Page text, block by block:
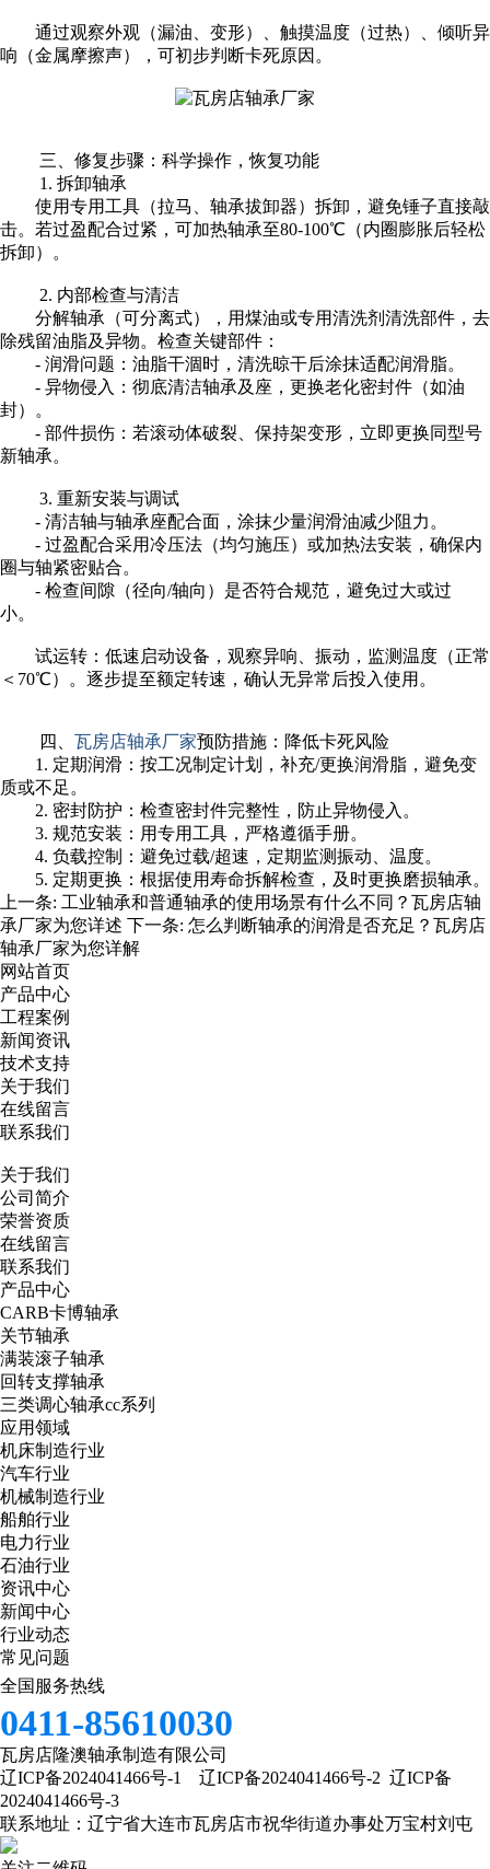
通过观察外观（漏油、变形）、触摸温度（过热）、倾听异
响（金属摩擦声），可初步判断卡死原因。
三、修复步骤：科学操作，恢复功能
1. 拆卸轴承
使用专用工具（拉马、轴承拔卸器）拆卸，避免锤子直接敲
击。若过盈配合过紧，可加热轴承至80-100℃（内圈膨胀后轻松
拆卸）。
2. 内部检查与清洁
分解轴承（可分离式），用煤油或专用清洗剂清洗部件，去
除残留油脂及异物。检查关键部件：
- 润滑问题：油脂干涸时，清洗晾干后涂抹适配润滑脂。
- 异物侵入：彻底清洁轴承及座，更换老化密封件（如油
封）。
- 部件损伤：若滚动体破裂、保持架变形，立即更换同型号
新轴承。
3. 重新安装与调试
- 清洁轴与轴承座配合面，涂抹少量润滑油减少阻力。
- 过盈配合采用冷压法（均匀施压）或加热法安装，确保内
圈与轴紧密贴合。
- 检查间隙（径向/轴向）是否符合规范，避免过大或过
小。
试运转：低速启动设备，观察异响、振动，监测温度（正常
＜70℃）。逐步提至额定转速，确认无异常后投入使用。
四、 瓦房店轴承厂家预防措施：降低卡死风险
1. 定期润滑：按工况制定计划，补充/更换润滑脂，避免变
质或不足。
2. 密封防护：检查密封件完整性，防止异物侵入。
3. 规范安装：用专用工具，严格遵循手册。
4. 负载控制：避免过载/超速，定期监测振动、温度。
5. 定期更换：根据使用寿命拆解检查，及时更换磨损轴承。
上一条: 工业轴承和普通轴承的使用场景有什么不同？瓦房店轴
承厂家为您详述 下一条: 怎么判断轴承的润滑是否充足？瓦房店
轴承厂家为您详解
网站首页
产品中心
工程案例
新闻资讯
技术支持
关于我们
在线留言
联系我们
关于我们
公司简介
荣誉资质
在线留言
联系我们
产品中心
CARB卡博轴承
关节轴承
满装滚子轴承
回转支撑轴承
三类调心轴承cc系列
应用领域
机床制造行业
汽车行业
机械制造行业
船舶行业
电力行业
石油行业
资讯中心
新闻中心
行业动态
常见问题
全国服务热线
0411-85610030
瓦房店隆澳轴承制造有限公司
辽ICP备2024041466号-1
辽ICP备2024041466号-2 辽ICP备
2024041466号-3
联系地址：辽宁省大连市瓦房店市祝华街道办事处万宝村刘屯